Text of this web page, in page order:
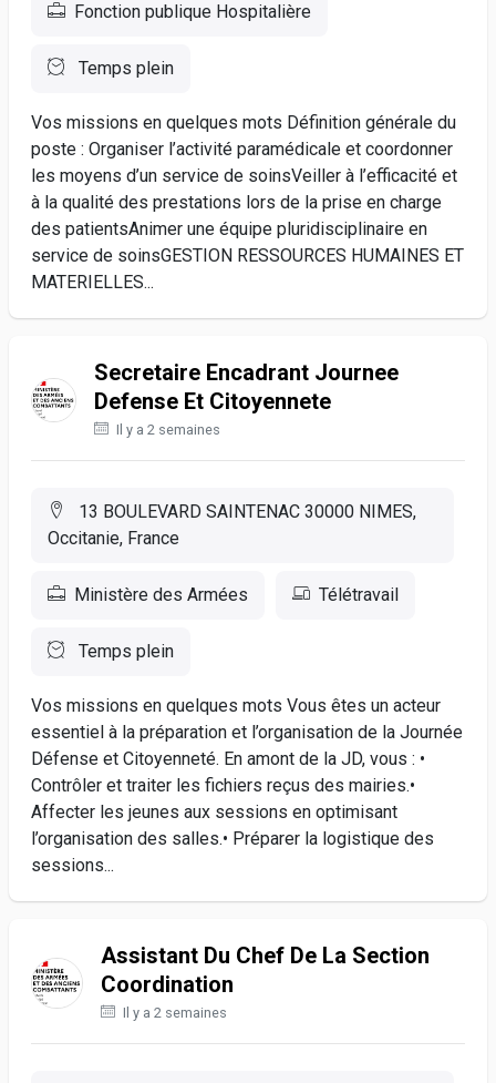
Fonction publique Hospitalière
Temps plein
Vos missions en quelques mots Définition générale du
poste : Organiser l’activité paramédicale et coordonner
les moyens d’un service de soinsVeiller à l’efficacité et
à la qualité des prestations lors de la prise en charge
des patientsAnimer une équipe pluridisciplinaire en
service de soinsGESTION RESSOURCES HUMAINES ET
MATERIELLES...
Secretaire Encadrant Journee
Defense Et Citoyennete
Il y a 2 semaines
13 BOULEVARD SAINTENAC 30000 NIMES,
Occitanie, France
Ministère des Armées Télétravail
Temps plein
Vos missions en quelques mots Vous êtes un acteur
essentiel à la préparation et l’organisation de la Journée
Défense et Citoyenneté. En amont de la JD, vous : •
Contrôler et traiter les fichiers reçus des mairies.•
Affecter les jeunes aux sessions en optimisant
l’organisation des salles.• Préparer la logistique des
sessions...
Assistant Du Chef De La Section
Coordination
Il y a 2 semaines